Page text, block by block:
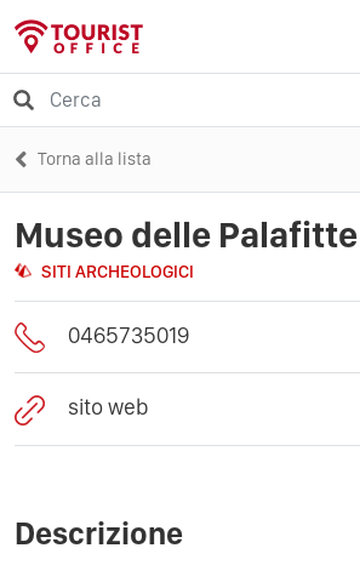
Torna alla lista
Museo delle Palafitte
SITI ARCHEOLOGICI
0465735019
sito web
Descrizione